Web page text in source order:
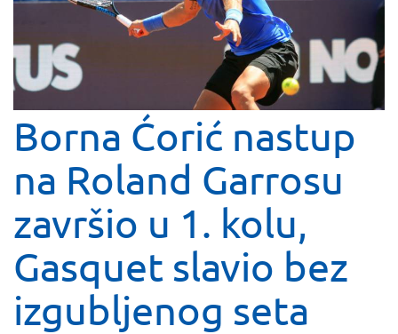
Borna Ćorić nastup
na Roland Garrosu
završio u 1. kolu,
Gasquet slavio bez
izgubljenog seta